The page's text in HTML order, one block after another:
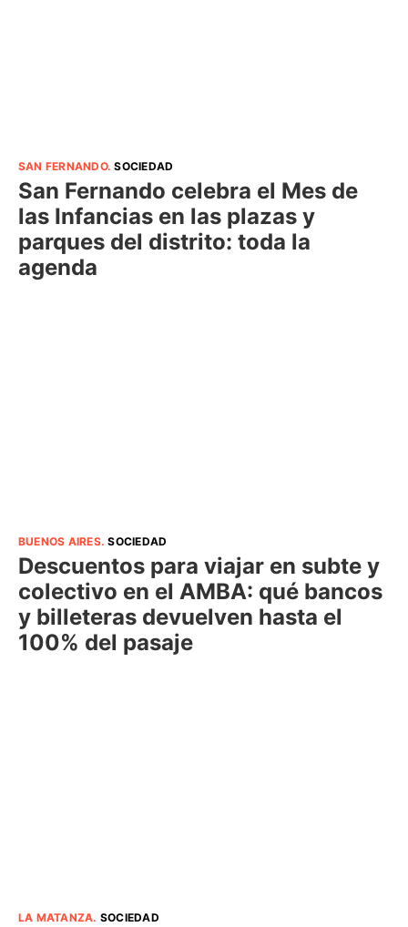
SAN FERNANDO.SOCIEDAD
San Fernando celebra el Mes de
las Infancias en las plazas y
parques del distrito: toda la
agenda
BUENOS AIRES.SOCIEDAD
Descuentos para viajar en subte y
colectivo en el AMBA: qué bancos
y billeteras devuelven hasta el
100% del pasaje
LA MATANZA. SOCIEDAD